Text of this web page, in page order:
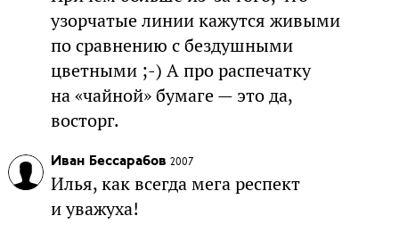
узорчатые линии кажутся живыми
по сравнению с бездушными
цветными ;-) А про распечатку
на «чайной» бумаге — это да,
восторг.
Иван Бессарабов 2007
Илья, как всегда мега респект
и уважуха!